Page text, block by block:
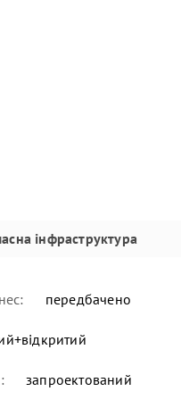
інфраструктура
передбачено
запроектований